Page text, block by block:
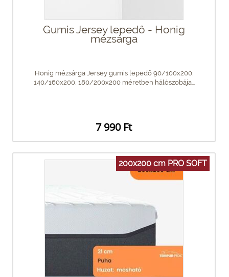
Gumis Jersey lepedő - Honig
mézsárga
Honig mézsárga Jersey gumis lepedő 90/100x200,
140/160x200, 180/200x200 méretben hálószobája...
7 990 Ft
200x200 cm PRO SOFT